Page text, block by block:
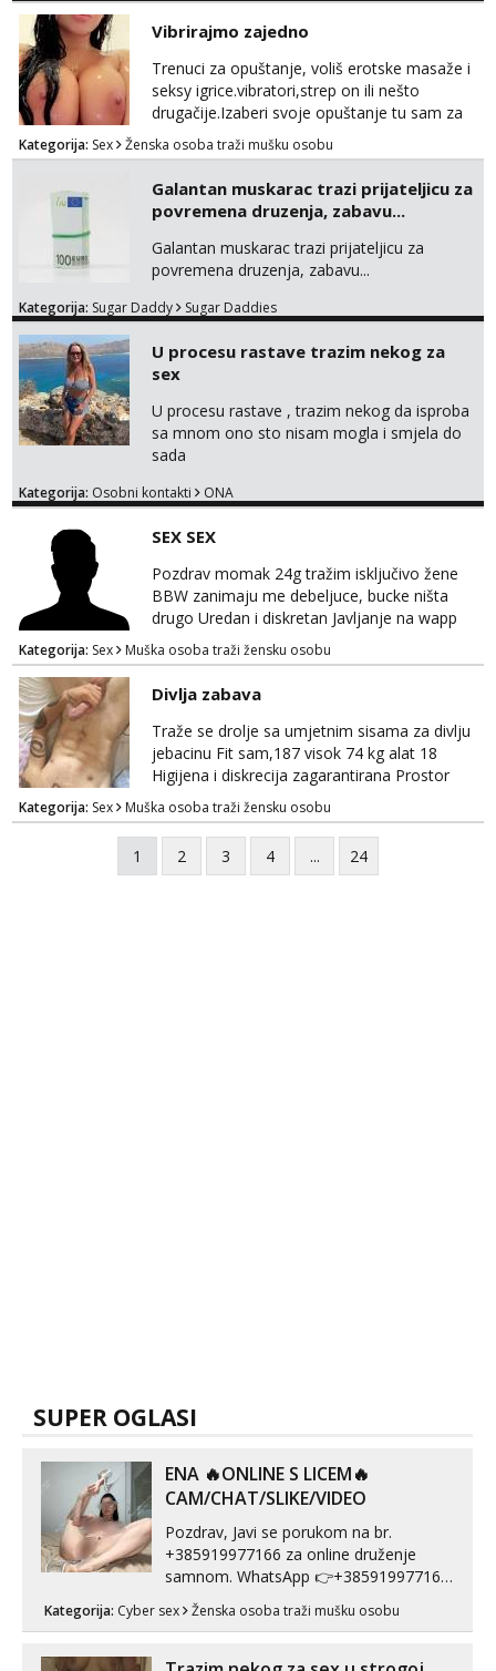
Vibrirajmo zajedno
Trenuci za opuštanje, voliš erotske masaže i
seksy igrice.vibratori,strep on ili nešto
drugačije.Izaberi svoje opuštanje tu sam za
tebe.sve info na mob 095/762-8147
Kategorija: Sex Ženska osoba traži mušku osobu
Galantan muskarac trazi prijateljicu za
povremena druzenja, zabavu...
Galantan muskarac trazi prijateljicu za
povremena druzenja, zabavu...
Kategorija: Sugar Daddy Sugar Daddies
U procesu rastave trazim nekog za
sex
U procesu rastave , trazim nekog da isproba
sa mnom ono sto nisam mogla i smjela do
sada
Kategorija: Osobni kontakti ONA
SEX SEX
Pozdrav momak 24g tražim isključivo žene
BBW zanimaju me debeljuce, bucke ništa
drugo Uredan i diskretan Javljanje na wapp
095 546 9915
Kategorija: Sex Muška osoba traži žensku osobu
Divlja zabava
Traže se drolje sa umjetnim sisama za divlju
jebacinu Fit sam,187 visok 74 kg alat 18
Higijena i diskrecija zagarantirana Prostor
imam na području između Zadra i Šibenika
Kontakt watsap 0955406511 bez poziva
Kategorija: Sex Muška osoba traži žensku osobu
1 2 3 4 ... 24
SUPER OGLASI
ENA 🔥ONLINE S LICEM🔥
CAM/CHAT/SLIKE/VIDEO
Pozdrav, Javi se porukom na br.
+385919977166 za online druženje
samnom. WhatsApp 👉+385919977166
Telegram 👉@enafriedrichkis Radim
videopozive s licem, solo i s partnerom,
kombinacije halteri, haljine, štikle,
Kategorija: Cyber sex Ženska osoba traži mušku osobu